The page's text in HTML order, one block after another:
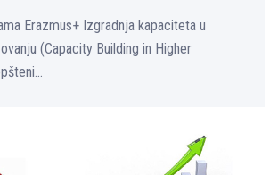
Erazmus+ Izgradnja kapaciteta u
(Capacity Building in Higher